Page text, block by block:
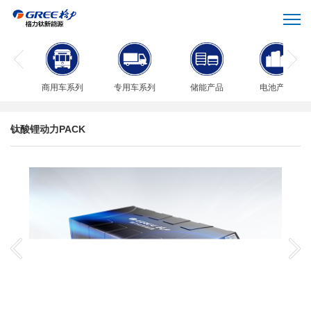
商用车系列 专用车系列 储能产品 电池产品
钛酸锂动力PACK